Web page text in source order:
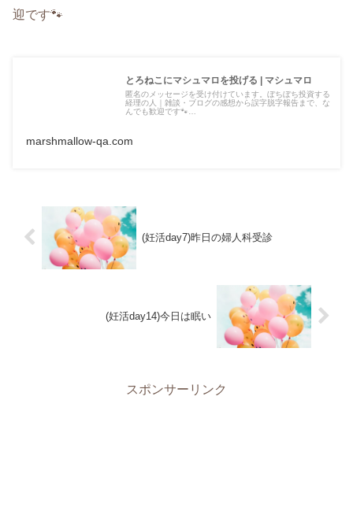
迎です🐾
とろねこにマシュマロを投げる | マシュマロ
匿名のメッセージを受け付けています。ぼちぼち投資する
経理の人｜雑談・ブログの感想から誤字脱字報告まで、な
んでも歓迎です🐾…
marshmallow-qa.com
(妊活day7)昨日の婦人科受診
(妊活day14)今日は眠い
スポンサーリンク